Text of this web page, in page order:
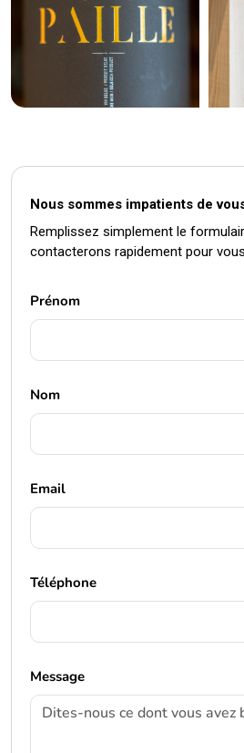
Nous sommes impatients de
Remplissez simplement le
contacterons rapidement pour
Prénom
Nom
Email
Téléphone
Message